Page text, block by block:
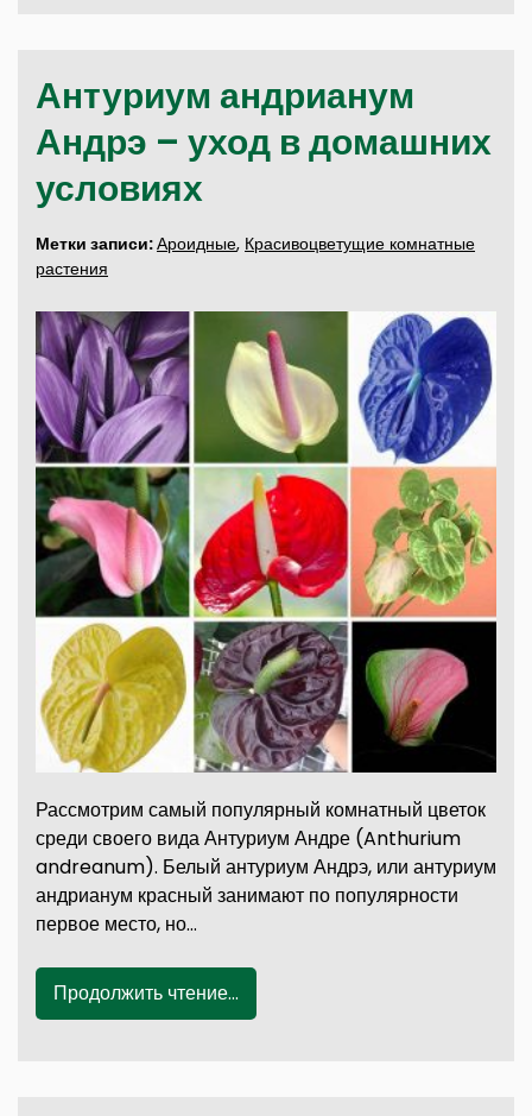
Антуриум андрианум
Андрэ – уход в домашних
условиях
Метки записи:Ароидные, Красивоцветущие комнатные
растения
Рассмотрим самый популярный комнатный цветок
среди своего вида Антуриум Андре (Anthurium
andreanum). Белый антуриум Андрэ, или антуриум
андрианум красный занимают по популярности
первое место, но…
Продолжить чтение...